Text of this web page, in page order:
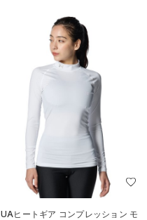
UAヒートギア コンプレッション モ